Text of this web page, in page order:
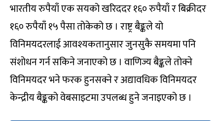
भारतीय रुपैयाँ एक सयको खरिददर १६० रुपैयाँ र बिक्रीदर
१६० रुपैयाँ १५ पैसा तोकेको छ । राष्ट्र बैङ्कले यो
विनिमयदरलाई आवश्यकतानुसार जुनसुकै समयमा पनि
संशोधन गर्न सकिने जनाएको छ । वाणिज्य बैङ्कले तोक्ने
विनिमयदर भने फरक हुनसक्ने र अद्यावधिक विनिमयदर
केन्द्रीय बैङ्कको वेबसाइटमा उपलब्ध हुने जनाइएको छ ।